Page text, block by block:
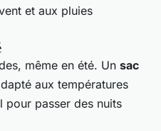
et aux pluies
même en été. Un sac
aux températures
pour passer des nuits